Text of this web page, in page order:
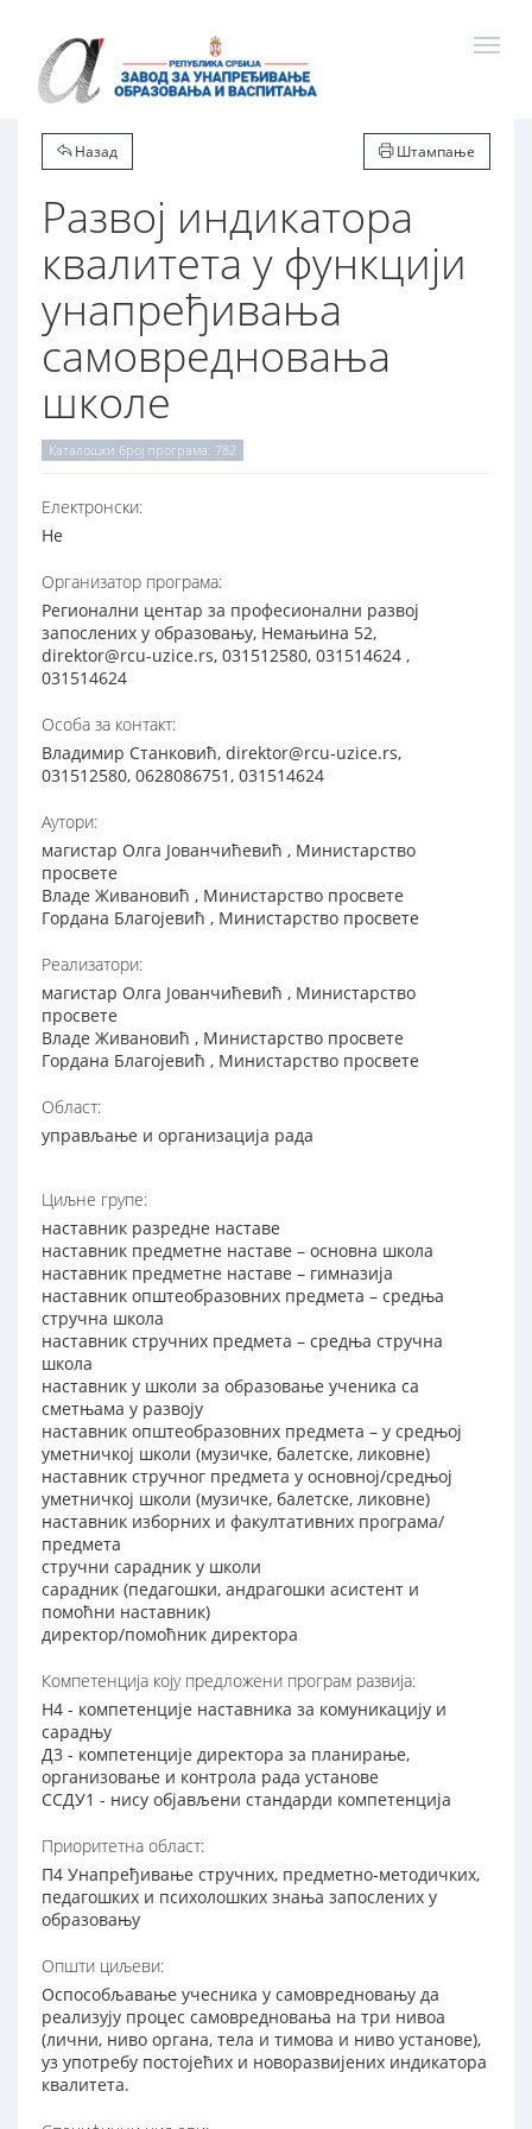
Назад Штампање
Развој индикатора
квалитета у функцији
унапређивања
самовредновања
школе
Каталошки број програма: 782
Електронски:
Не
Организатор програма:
Регионални центар за професионални развој
запослених у образовању, Немањина 52,
direktor@rcu-uzice.rs, 031512580, 031514624 ,
031514624
Особа за контакт:
Владимир Станковић, direktor@rcu-uzice.rs,
031512580, 0628086751, 031514624
Аутори:
магистар Олга Јованчићевић , Министарство
просвете
Владе Живановић , Министарство просвете
Гордана Благојевић , Министарство просвете
Реализатори:
магистар Олга Јованчићевић , Министарство
просвете
Владе Живановић , Министарство просвете
Гордана Благојевић , Министарство просвете
Област:
управљање и организација рада
Циљне групе:
наставник разредне наставе
наставник предметне наставе – основна школа
наставник предметне наставе – гимназија
наставник општеобразовних предмета – средња
стручна школа
наставник стручних предмета – средња стручна
школа
наставник у школи за образовање ученика са
сметњама у развоју
наставник општеобразовних предмета – у средњој
уметничкој школи (музичке, балетске, ликовне)
наставник стручног предмета у основној/средњој
уметничкој школи (музичке, балетске, ликовне)
наставник изборних и факултативних програма/
предмета
стручни сарадник у школи
сарадник (педагошки, андрагошки асистент и
помоћни наставник)
директор/помоћник директора
Компетенција коју предложени програм развија:
Н4 - компетенције наставника за комуникацију и
сарадњу
Д3 - компетенције директора за планирање,
организовање и контролa рада установе
ССДУ1 - нису објављени стандарди компетенција
Приоритетна област:
П4 Унапређивање стручних, предметно-методичких,
педагошких и психолошких знања запослених у
образовању
Општи циљеви:
Оспособљавање учесника у самовредновању да
реализују процес самовредновања на три нивоа
(лични, ниво органа, тела и тимова и ниво установе),
уз употребу постојећих и новоразвијених индикатора
квалитета.